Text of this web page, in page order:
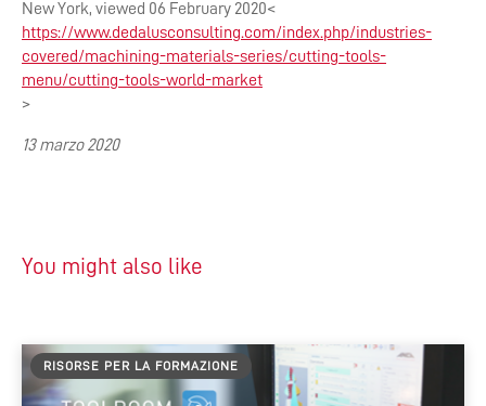
New York, viewed 06 February 2020<
https://www.dedalusconsulting.com/index.php/industries-
covered/machining-materials-series/cutting-tools-
menu/cutting-tools-world-market
>
13 marzo 2020
You might also like
RISORSE PER LA FORMAZIONE